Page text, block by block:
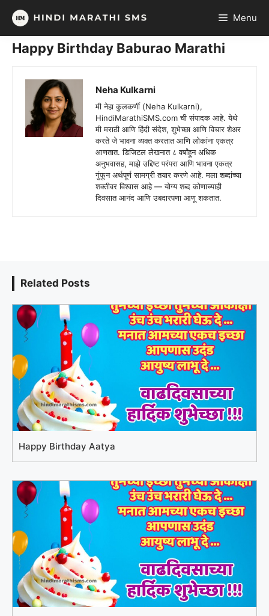
Skip
content
Menu
Happy Birthday Baburao Marathi
Neha Kulkarni
मी नेहा कुलकर्णी (Neha Kulkarni),
HindiMarathiSMS.com ची संपादक आहे. येथे
मी मराठी आणि हिंदी संदेश, शुभेच्छा आणि विचार शेअर
करते जे भावना व्यक्त करतात आणि लोकांना एकत्र
आणतात. डिजिटल लेखनात ८ वर्षांहून अधिक
अनुभवासह, माझे उद्दिष्ट परंपरा आणि भावना एकत्र
गुंफून अर्थपूर्ण सामग्री तयार करणे आहे. मला शब्दांच्या
शक्तीवर विश्वास आहे — योग्य शब्द कोणाच्याही
दिवसात आनंद आणि उबदारपणा आणू शकतात.
Related Posts
Happy Birthday Aatya